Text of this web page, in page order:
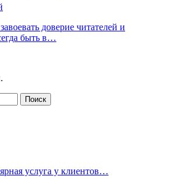
доверие читателей и
быть в…
услуга у клиентов…